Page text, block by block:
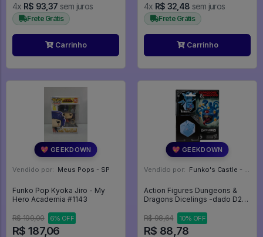
4x R$ 93,37 sem juros
Frete Grátis
Carrinho
4x R$ 32,48 sem juros
Frete Grátis
Carrinho
💖 GEEKDOWN
Vendido por: Meus Pops - SP
Funko Pop Kyoka Jiro - My
Hero Academia #1143
R$ 199,00 6% OFF
R$ 187,06
💖 GEEKDOWN
Vendido por: Funko's Castle - SP
Action Figures Dungeons &
Dragons Dicelings -dado D20
Dungeons & Dragons
R$ 98,64 10% OFF
R$ 88,78